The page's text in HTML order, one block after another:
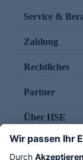
Service &
Zahlung
Rechtliches
Partner
Über HSE
Im TV